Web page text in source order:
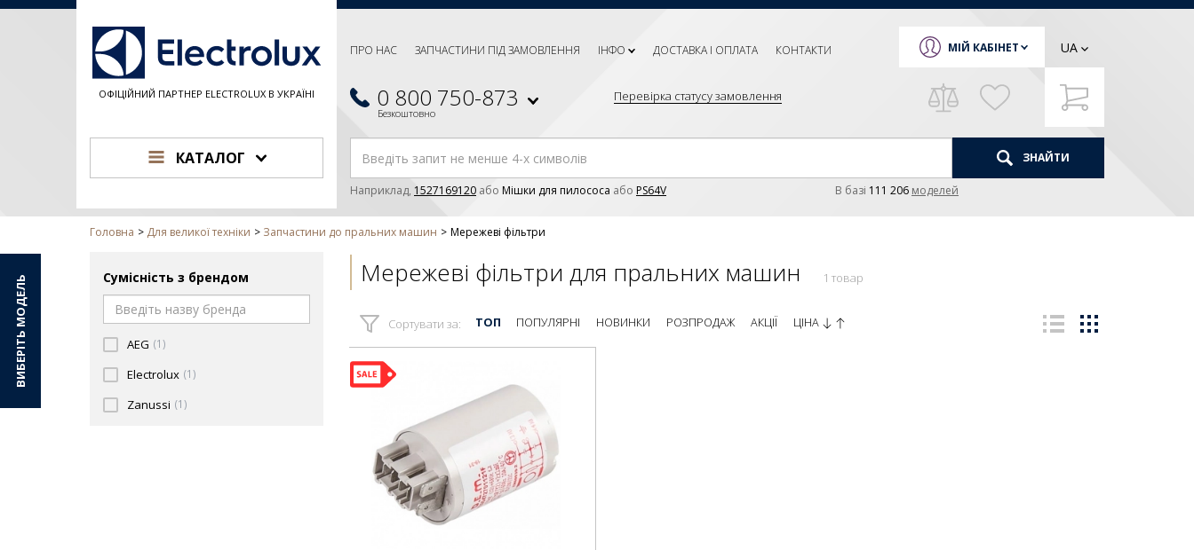
ОФІЦІЙНИЙ ПАРТНЕР ELECTROLUX В УКРАЇНІ
ПРО НАС ЗАПЧАСТИНИ ПІД ЗАМОВЛЕННЯ ІНФО ДОСТАВКА І ОПЛАТА КОНТАКТИ
0 800 750-873
Безкоштовно
Перевірка статусу замовлення
МІЙ КАБІНЕТ UA
КАТАЛОГ ЗНАЙТИ
Наприклад, 1527169120 або Мішки для пилососа або PS64V В базi 111 206 моделей
Головна Для великої техніки Запчастини до пральних машин Мережеві фільтри
Сумісність з брендом
AEG (1)
Electrolux (1)
Zanussi (1)
Мережеві фільтри для пральних машин 1 товар
Сортувати за: ТОП ПОПУЛЯРНІ НОВИНКИ РОЗПРОДАЖ АКЦІЇ ЦІНА
ВИБЕРІТЬ МОДЕЛЬ